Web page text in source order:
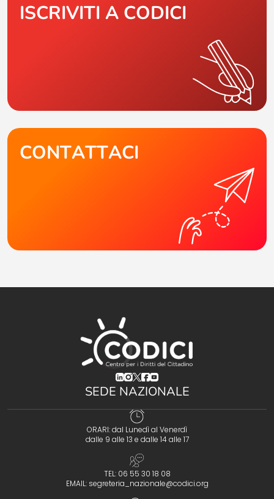
ISCRIVITI A CODICI
CONTATTACI
(opens in a new tab)
(opens in a new tab)
(opens in a new tab)
(opens in a new tab)
(opens in a new tab)
SEDE NAZIONALE
ORARI: dal Lunedì al Venerdì
dalle 9 alle 13 e dalle 14 alle 17
TEL: 06 55 30 18 08
EMAIL: segreteria_nazionale@codici.org